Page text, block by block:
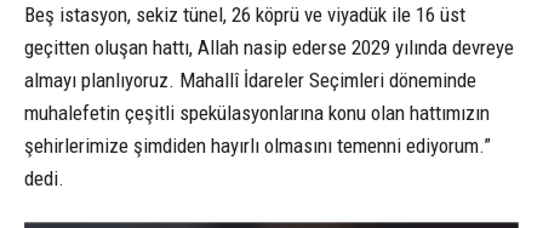
Beş istasyon, sekiz tünel, 26 köprü ve viyadük ile 16 üst
geçitten oluşan hattı, Allah nasip ederse 2029 yılında devreye
almayı planlıyoruz. Mahallî İdareler Seçimleri döneminde
muhalefetin çeşitli spekülasyonlarına konu olan hattımızın
şehirlerimize şimdiden hayırlı olmasını temenni ediyorum.”
dedi.